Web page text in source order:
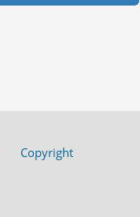
Copyright